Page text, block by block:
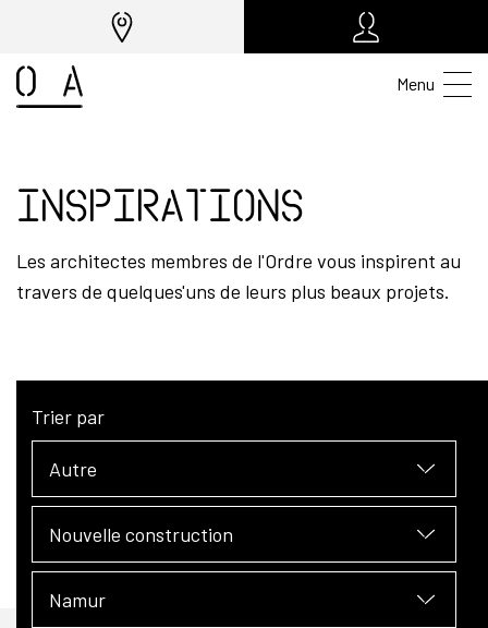
Menu
Inspirations
Les architectes membres de l'Ordre vous inspirent au
travers de quelques'uns de leurs plus beaux projets.
Trier par
Autre
Nouvelle construction
Namur